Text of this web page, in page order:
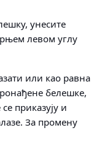
унесите
левом углу
или као равнa
белешке,
приказују и
За промену